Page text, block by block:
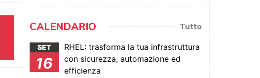
CALENDARIO Tutto
SET
16
RHEL: trasforma la tua infrastruttura
con sicurezza, automazione ed
efficienza